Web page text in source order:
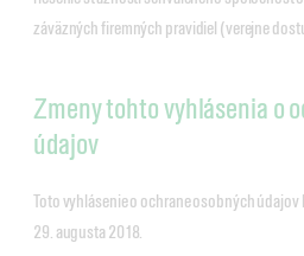
záväzných firemných pravidiel (verejne
Zmeny tohto vyhlásenia o
údajov
Toto vyhlásenie o ochrane osobných
29. augusta 2018.